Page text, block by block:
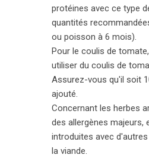
protéines avec ce type
quantités
ou poisson à 6 mois).
Pour le coulis de
utiliser du coulis de
Assurez-vous qu'il soit
ajouté.
Concernant les herbes
des allergènes majeurs,
introduites avec
la viande.